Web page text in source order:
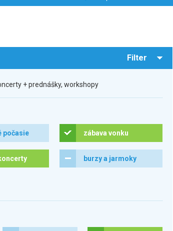
Filter
+ prednášky, workshopy
počasie zábava vonku
burzy a jarmoky